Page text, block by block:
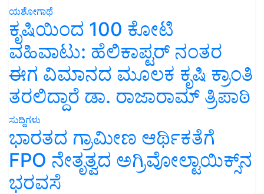
ಯಶೋಗಾಥೆ
ಕೃಷಿಯಿಂದ 100 ಕೋಟಿ
ವಹಿವಾಟು: ಹೆಲಿಕಾಪ್ಟರ್ ನಂತರ
ಈಗ ವಿಮಾನದ ಮೂಲಕ ಕೃಷಿ ಕ್ರಾಂತಿ
ತರಲಿದ್ದಾರೆ ಡಾ. ರಾಜಾರಾಮ್ ತ್ರಿಪಾಠಿ
ಸುದ್ದಿಗಳು
ಭಾರತದ ಗ್ರಾಮೀಣ ಆರ್ಥಿಕತೆಗೆ
FPO ನೇತೃತ್ವದ ಅಗ್ರಿವೋಲ್ಟಾಯಿಕ್ಸ್‌ನ
ಭರವಸೆ